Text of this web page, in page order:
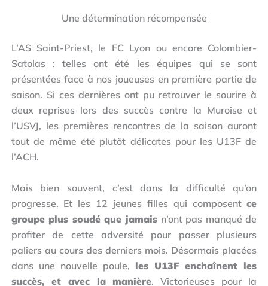
Une détermination récompensée
L’AS Saint-Priest, le FC Lyon ou encore Colombier-
Satolas : telles ont été les équipes qui se sont
présentées face à nos joueuses en première partie de
saison. Si ces dernières ont pu retrouver le sourire à
deux reprises lors des succès contre la Muroise et
l’USVJ, les premières rencontres de la saison auront
tout de même été plutôt délicates pour les U13F de
l’ACH.
Mais bien souvent, c’est dans la difficulté qu’on
progresse. Et les 12 jeunes filles qui composentce
groupe plus soudé que jamais n’ont pas manqué de
profiter de cette adversité pour passer plusieurs
paliers au cours des derniers mois. Désormais placées
dans une nouvelle poule, les U13F enchaînent les
succès, et avec la manière. Victorieuses pour la